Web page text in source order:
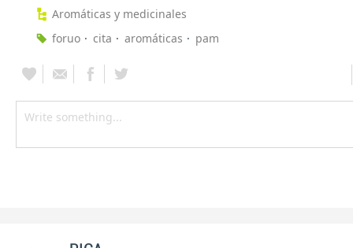
Aromáticas y medicinales
foruo
cita aromáticas pam